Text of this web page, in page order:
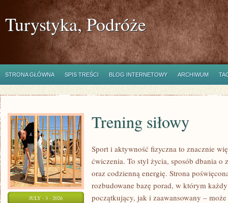
Turystyka, Podróże
STRONA GŁÓWNA SPIS TREŚCI BLOG INTERNETOWY ARCHIWUM
JULY - 3 - 2026
Trening siłowy
Sport i aktywność fizyczna to znacznie
ćwiczenia. To styl życia, sposób dbania o
oraz codzienną energię. Strona
rozbudowane bazę porad, w którym
początkujący, jak i zaawansowany –